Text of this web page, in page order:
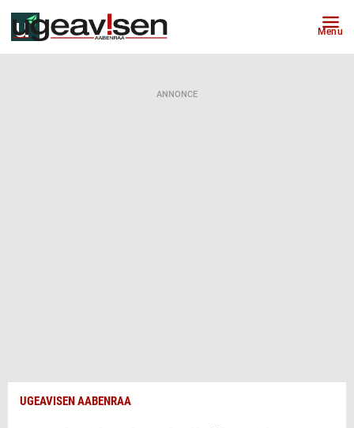
Menu
ANNONCE
UGEAVISEN AABENRAA